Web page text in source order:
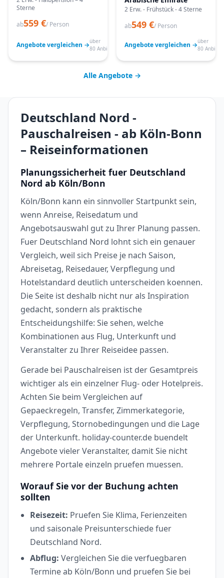
Sterne
ab559 €/ Person
Angebote vergleichen →über
80 Anbieter
2 Erw. - Frühstück - 4 Sterne
ab549 €/ Person
Angebote vergleichen →über
80
Alle Angebote →
Deutschland Nord -
Pauschalreisen - ab Köln-Bonn
– Reiseinformationen
Planungssicherheit fuer Deutschland
Nord ab Köln/Bonn
Köln/Bonn kann ein sinnvoller Startpunkt sein,
wenn Anreise, Reisedatum und
Angebotsauswahl gut zu Ihrer Planung passen.
Fuer Deutschland Nord lohnt sich ein genauer
Vergleich, weil sich Preise je nach Saison,
Abreisetag, Reisedauer, Verpflegung und
Hotelstandard deutlich unterscheiden koennen.
Die Seite ist deshalb nicht nur als Inspiration
gedacht, sondern als praktische
Entscheidungshilfe: Sie sehen, welche
Kombinationen aus Flug, Unterkunft und
Veranstalter zu Ihrer Reiseidee passen.
Gerade bei Pauschalreisen ist der Gesamtpreis
wichtiger als ein einzelner Flug- oder Hotelpreis.
Achten Sie beim Vergleichen auf
Gepaeckregeln, Transfer, Zimmerkategorie,
Verpflegung, Stornobedingungen und die Lage
der Unterkunft. holiday-counter.de buendelt
Angebote vieler Veranstalter, damit Sie nicht
mehrere Portale einzeln pruefen muessen.
Worauf Sie vor der Buchung achten
sollten
Reisezeit: Pruefen Sie Klima, Ferienzeiten
und saisonale Preisunterschiede fuer
Deutschland Nord.
Abflug: Vergleichen Sie die verfuegbaren
Termine ab Köln/Bonn und pruefen Sie bei